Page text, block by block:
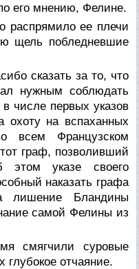
его мнению, Фелине.
распрямило ее плечи
щель побледневшие
сказать за то, что
нужным соблюдать
числе первых указов
охоту на вспаханных
всем Французском
граф, позволивший
этом указе своего
наказать графа
лишение Бландины
самой Фелины из
смягчили суровые
глубокое отчаяние.